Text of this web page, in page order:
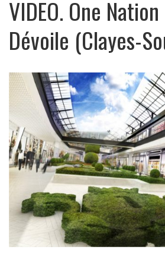
VIDEO. One
Dévoile (Clayes-